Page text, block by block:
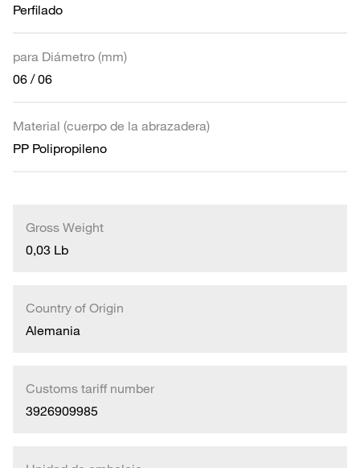
Perfilado
para Diámetro (mm)
06 / 06
Material (cuerpo de la abrazadera)
PP Polipropileno
Gross Weight
0,03 Lb
Country of Origin
Alemania
Customs tariff number
3926909985